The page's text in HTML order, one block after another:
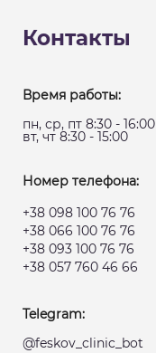
Контакты
Время работы:
пн, ср, пт 8:30 - 16:00
вт, чт 8:30 - 15:00
Номер телефона:
+38 098 100 76 76
+38 066 100 76 76
+38 093 100 76 76
+38 057 760 46 66
Telegram:
@feskov_clinic_bot